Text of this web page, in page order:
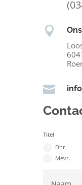


Titel
Dhr.
Mevr.